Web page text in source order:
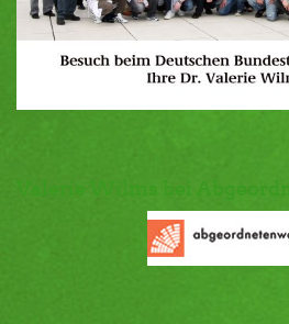
Valerie Wilms bei